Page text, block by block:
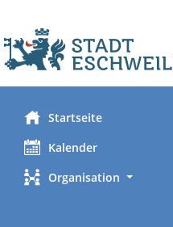
Startseite
Kalender
Organisation